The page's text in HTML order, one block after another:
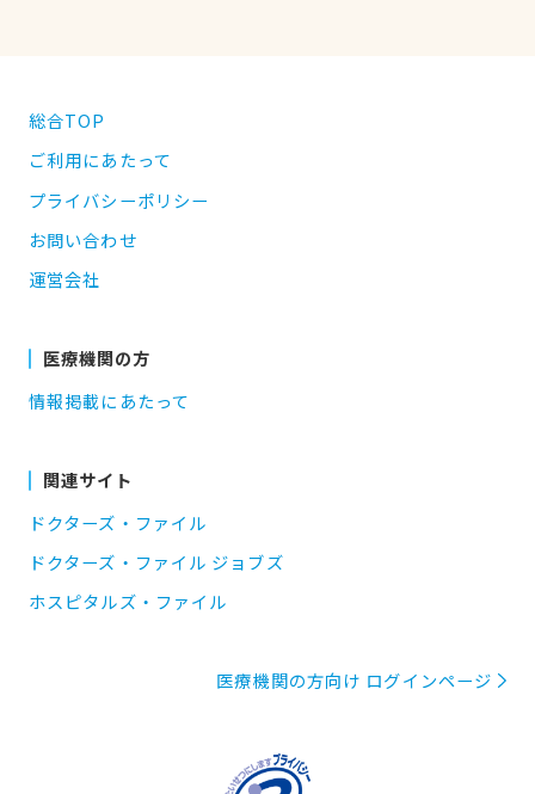
総合TOP
ご利用にあたって
プライバシーポリシー
お問い合わせ
運営会社
医療機関の方
情報掲載にあたって
関連サイト
ドクターズ・ファイル
ドクターズ・ファイル ジョブズ
ホスピタルズ・ファイル
医療機関の方向け ログインページ